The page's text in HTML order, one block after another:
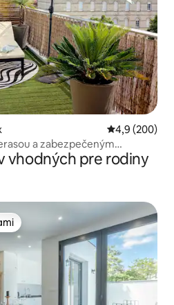
Priemerné
4,9 (200)
a zabezpečeným
vhodných pre rodiny